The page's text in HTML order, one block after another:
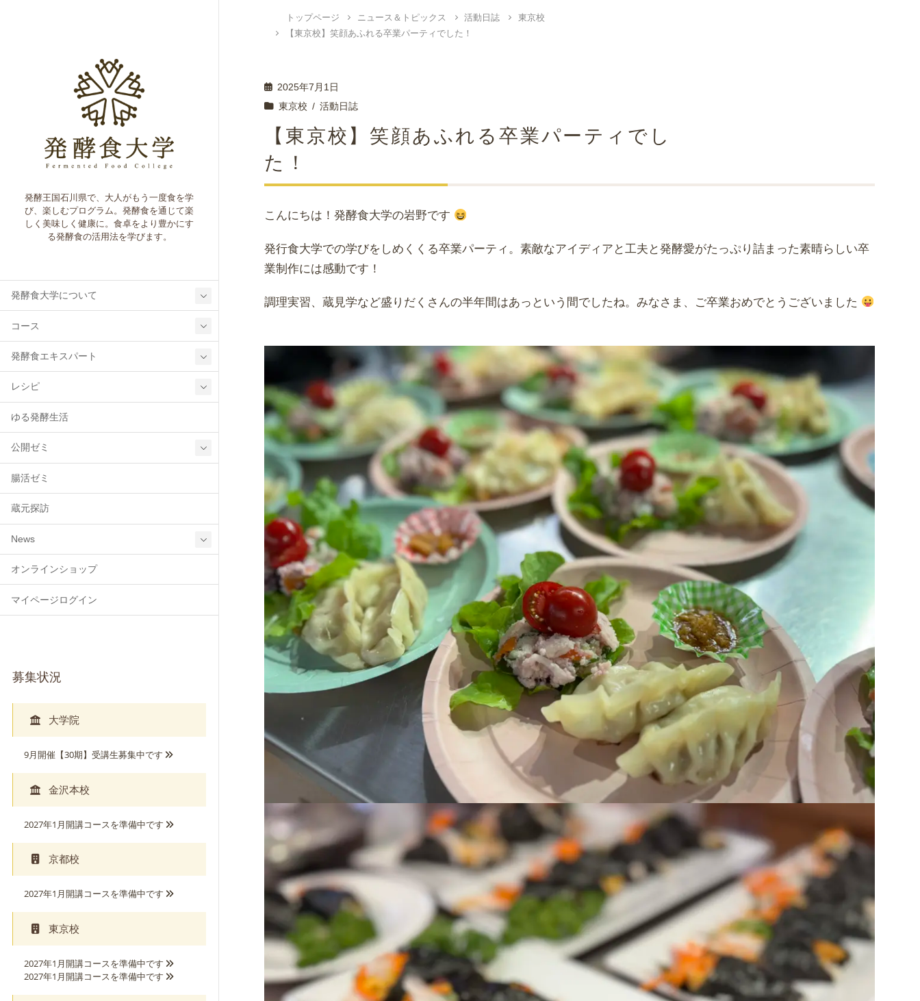
発酵王国石川県で、大人がもう一度食を学
び、楽しむプログラム。発酵食を通じて楽
しく美味しく健康に。食卓をより豊かにす
る発酵食の活用法を学びます。
発酵食大学について
コース
発酵食エキスパート
レシピ
ゆる発酵生活
公開ゼミ
腸活ゼミ
蔵元探訪
News
オンラインショップ
マイページログイン
募集状況
大学院
9月開催【30期】受講生募集中です
金沢本校
2027年1月開講コースを準備中です
京都校
2027年1月開講コースを準備中です
東京校
2027年1月開講コースを準備中です
2027年1月開講コースを準備中です
トップページ ニュース＆トピックス 活動日誌
東京校
【東京校】笑顔あふれる卒業パーティでした！
2025年7月1日
東京校
活動日誌
【東京校】笑顔あふれる卒業パーティでし
た！
こんにちは！発酵食大学の岩野です
発行食大学での学びをしめくくる卒業パーティ。素敵なアイディアと工夫と発酵愛がたっぷり詰まった素晴らしい卒
業制作には感動です！
調理実習、蔵見学など盛りだくさんの半年間はあっという間でしたね。みなさま、ご卒業おめでとうございました